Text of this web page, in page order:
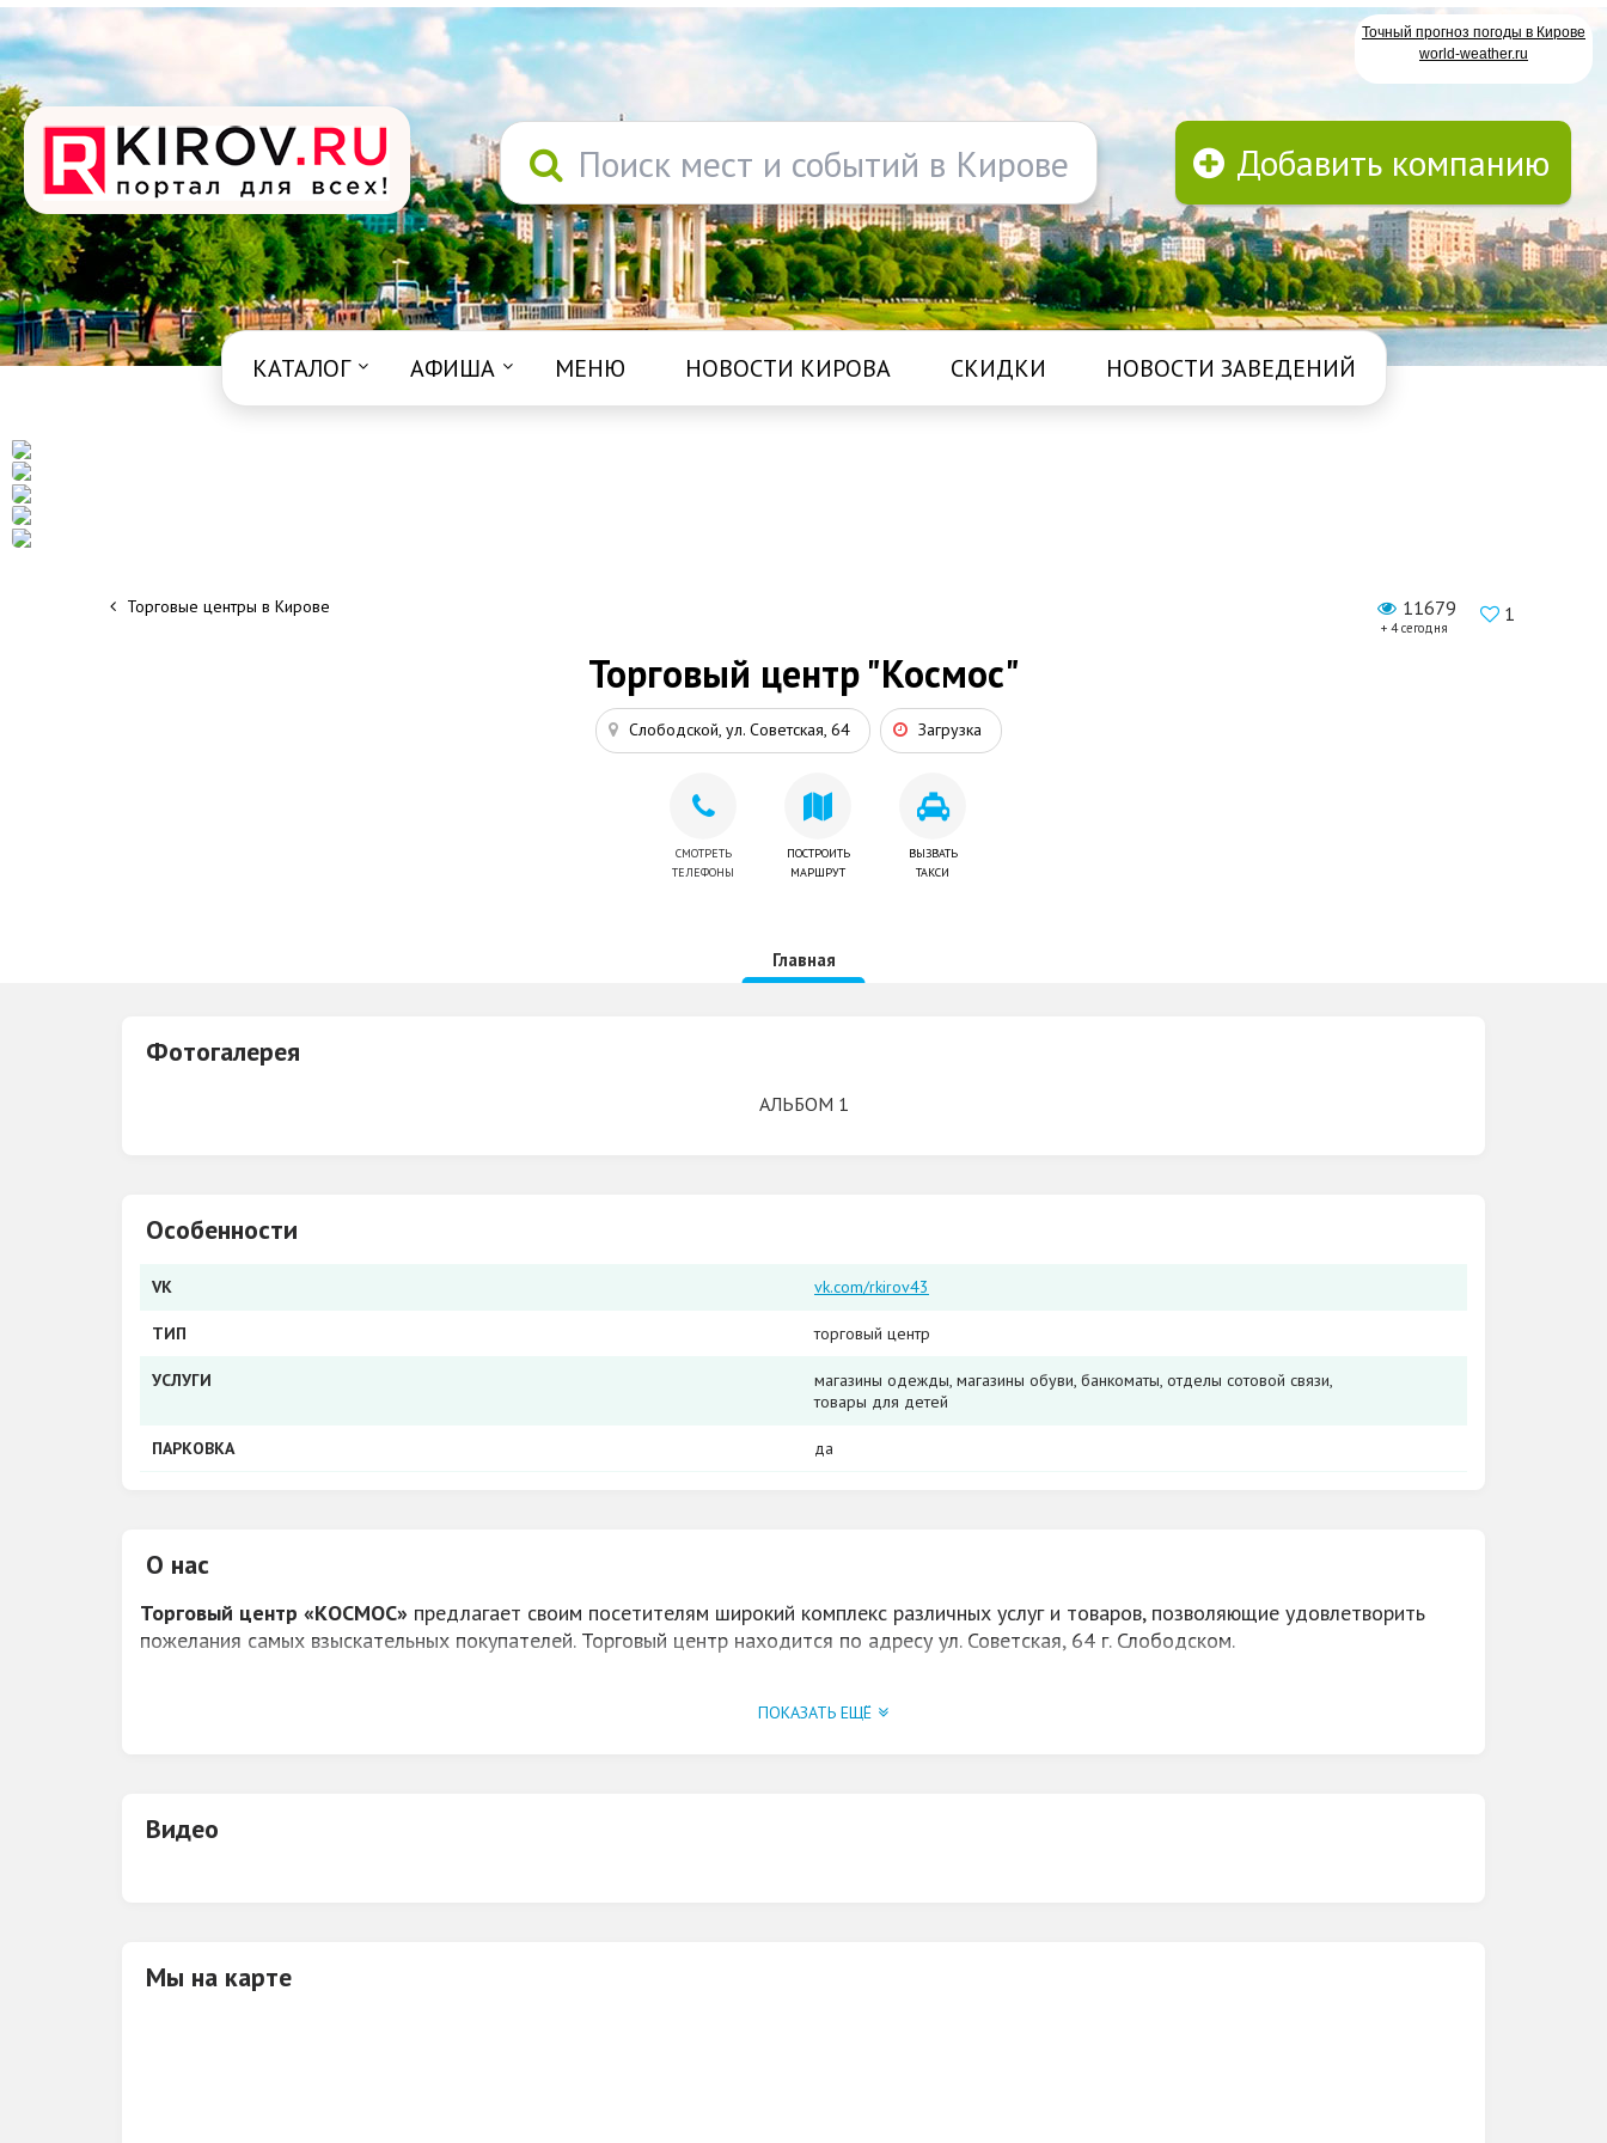
Точный прогноз погоды в Кирове
world-weather.ru
Поиск мест и событий в Кирове Добавить компанию
КАТАЛОГ АФИША МЕНЮ НОВОСТИ КИРОВА СКИДКИ НОВОСТИ ЗАВЕДЕНИЙ
Торговые центры в Кирове 11679
+ 4 сегодня
1
Торговый центр "Космос"
Слободской, ул. Советская, 64 Загрузка
СМОТРЕТЬ
ТЕЛЕФОНЫ
ПОСТРОИТЬ
МАРШРУТ
ВЫЗВАТЬ
ТАКСИ
Главная
Фотогалерея
АЛЬБОМ 1
Особенности
VK vk.com/rkirov43
ТИП торговый центр
УСЛУГИ
магазины одежды, магазины обуви, банкоматы, отделы сотовой связи,
товары для детей
ПАРКОВКА да
О нас
Торговый центр «КОСМОС» предлагает своим посетителям широкий комплекс различных услуг и товаров, позволяющие удовлетворить
пожелания самых взыскательных покупателей. Торговый центр находится по адресу ул. Советская, 64 г. Слободском.
магазинов и отделов для дома, красоты, повседневного выхода в свет.ПОКАЗАТЬ ЕЩЁ
Видео
Мы на карте